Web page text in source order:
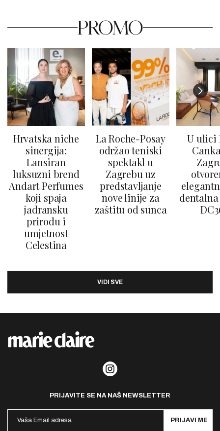
PROMO
Hrvatska niche
sinergija:
Lansiran
luksuzni brend
Andart Perfumes
koji spaja
jadransku
prirodu i
umjetnost
Celestina
La Roche-Posay
održao teniski
spektakl u
Zagrebu uz
predstavljanje
nove linije za
zaštitu od sunca
U ulici
VIDI SVE
PRIJAVITE SE NA NAŠ NEWSLETTER
PRIJAVI ME